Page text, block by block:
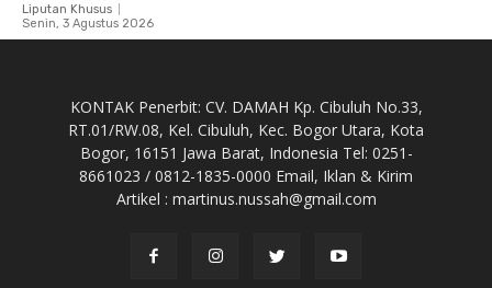
Liputan Khusus
Senin, 3 Agustus 2026
KONTAK Penerbit: CV. DAMAH Kp. Cibuluh No.33,
RT.01/RW.08, Kel. Cibuluh, Kec. Bogor Utara, Kota
Bogor, 16151 Jawa Barat, Indonesia Tel: 0251-
8661023 / 0812-1835-0000 Email, Iklan & Kirim
Artikel : martinus.nussah@gmail.com